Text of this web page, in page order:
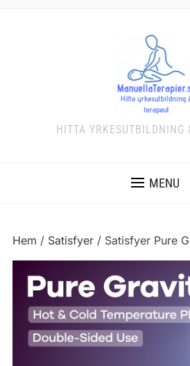
HITTA YRKESUTBILDNING
MENU
Hem / Satisfyer/ Satisfyer Pure